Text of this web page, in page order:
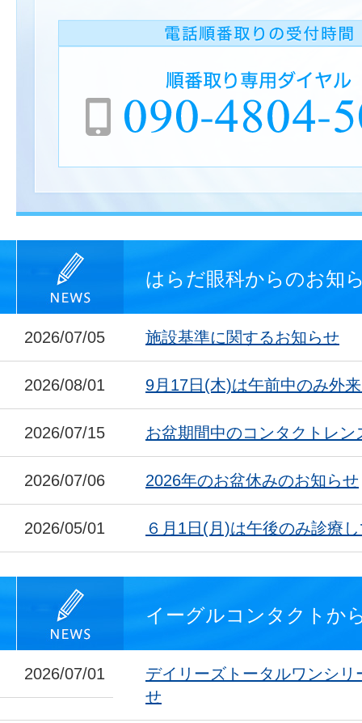
はらだ眼科からのお知
2026/07/05 施設基準に関するお知らせ
2026/08/01 9月17日(木)は午前中のみ外
2026/07/15 お盆期間中のコンタクトレン
2026/07/06 2026年のお盆休みのお知らせ
2026/05/01 ６月1日(月)は午後のみ診療
イーグルコンタクトか
2026/07/01
デイリーズトータルワンシ
せ